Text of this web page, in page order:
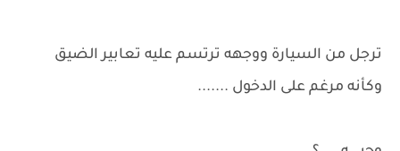
ترجل من السيارة ووجهه ترتسم عليه تعابير الضيق
وكأنه مرغم على الدخول .......